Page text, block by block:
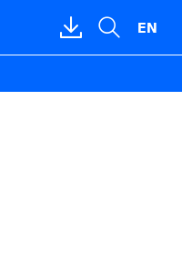
Download-
Bereich
Suche
öffnen
EN